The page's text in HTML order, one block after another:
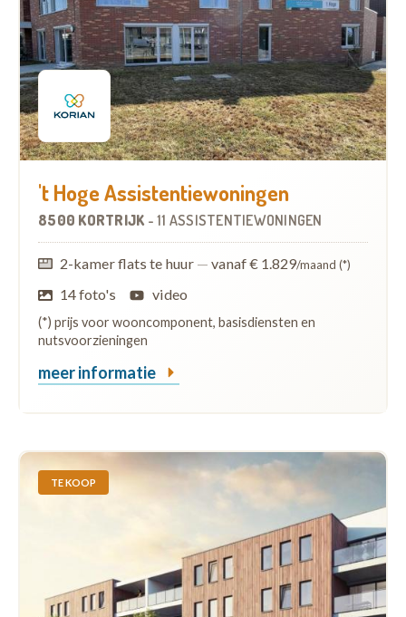
't Hoge Assistentiewoningen
8500 KORTRIJK - 11 ASSISTENTIEWONINGEN
2-kamer flats te huur — vanaf € 1.829/maand (*)
14 foto's video
(*) prijs voor wooncomponent, basisdiensten en
nutsvoorzieningen
meer informatie
TE KOOP